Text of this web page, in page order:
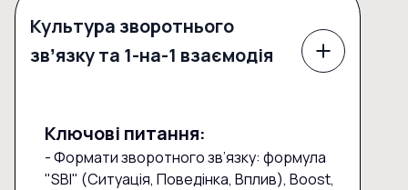
Культура зворотнього
звʼязку та 1-на-1 взаємодія
Ключові питання:
- Формати зворотного зв’язку: формула
"SBI" (Ситуація, Поведінка, Вплив), Boost,